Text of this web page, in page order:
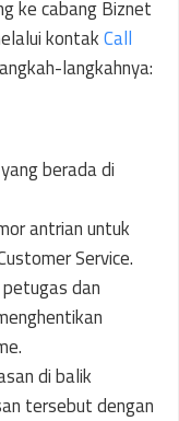
ke cabang Biznet
kontakCall
langkahnya:
berada di
antrian untuk
Service.
dan
di balik
tersebut dengan